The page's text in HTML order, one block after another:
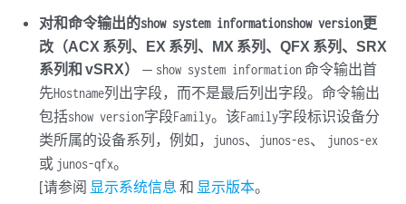
对和命令输出的show system informationshow version更
改（ACX 系列、EX 系列、MX 系列、QFX 系列、SRX
系列和 vSRX）
— show system information命令输出首
先Hostname列出字段，而不是最后列出字段。命令输出
包括show version字段Family。该Family字段标识设备分
类所属的设备系列，例如， junos、 junos-es、 junos-ex
或 junos-qfx。
[请参阅 显示系统信息 和 显示版本。